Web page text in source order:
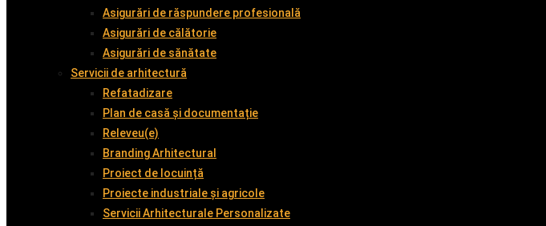
Asigurări de răspundere profesională
Asigurări de călătorie
Asigurări de sănătate
Servicii de arhitectură
Refatadizare
Plan de casă și documentație
Releveu(e)
Branding Arhitectural
Proiect de locuință
Proiecte industriale și agricole
Servicii Arhitecturale Personalizate